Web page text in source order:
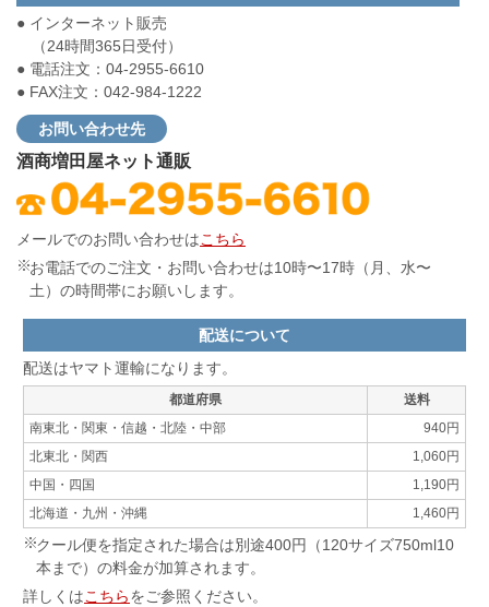
● インターネット販売
（24時間365日受付）
● 電話注文：04-2955-6610
● FAX注文：042-984-1222
お問い合わせ先
酒商増田屋ネット通販
メールでのお問い合わせはこちら
お電話でのご注文・お問い合わせは10時〜17時（月、水〜
土）の時間帯にお願いします。
配送について
配送はヤマト運輸になります。
都道府県
送料
南東北・関東・信越・北陸・中部
940円
北東北・関西
1,060円
中国・四国
1,190円
北海道・九州・沖縄
1,460円
クール便を指定された場合は別途400円（120サイズ750ml10
本まで）の料金が加算されます。
詳しくはこちらをご参照ください。